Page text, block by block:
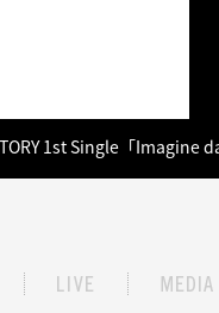
1st Single「